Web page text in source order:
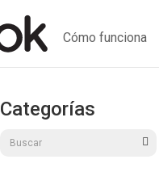
Cómo funciona
Categorías